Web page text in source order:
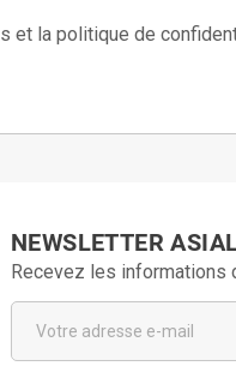
et la politique de
NEWSLETTER
Recevez les informations